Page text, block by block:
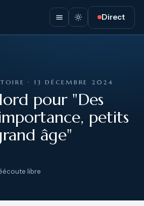
Direct
· 13 DÉCEMBRE 2024
pour "Des
petits
âge"
libre